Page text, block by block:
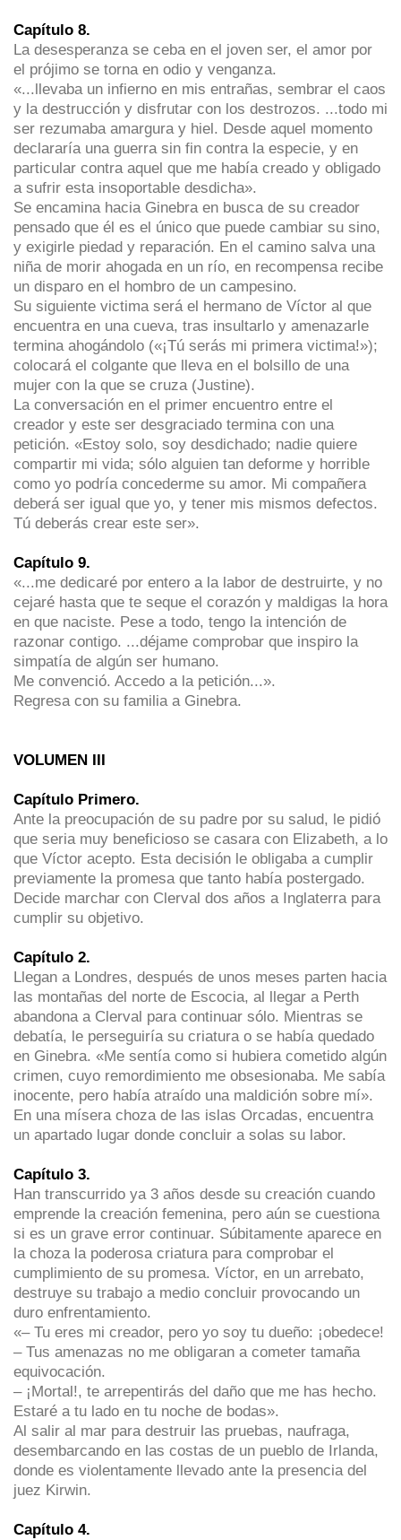
Capítulo 8.
La desesperanza se ceba en el joven ser, el amor por
el prójimo se torna en odio y venganza.
«...llevaba un infierno en mis entrañas, sembrar el caos
y la destrucción y disfrutar con los destrozos. ...todo mi
ser rezumaba amargura y hiel. Desde aquel momento
declararía una guerra sin fin contra la especie, y en
particular contra aquel que me había creado y obligado
a sufrir esta insoportable desdicha».
Se encamina hacia Ginebra en busca de su creador
pensado que él es el único que puede cambiar su sino,
y exigirle piedad y reparación. En el camino salva una
niña de morir ahogada en un río, en recompensa recibe
un disparo en el hombro de un campesino.
Su siguiente victima será el hermano de Víctor al que
encuentra en una cueva, tras insultarlo y amenazarle
termina ahogándolo («¡Tú serás mi primera victima!»);
colocará el colgante que lleva en el bolsillo de una
mujer con la que se cruza (Justine).
La conversación en el primer encuentro entre el
creador y este ser desgraciado termina con una
petición. «Estoy solo, soy desdichado; nadie quiere
compartir mi vida; sólo alguien tan deforme y horrible
como yo podría concederme su amor. Mi compañera
deberá ser igual que yo, y tener mis mismos defectos.
Tú deberás crear este ser».
Capítulo 9.
«...me dedicaré por entero a la labor de destruirte, y no
cejaré hasta que te seque el corazón y maldigas la hora
en que naciste. Pese a todo, tengo la intención de
razonar contigo. ...déjame comprobar que inspiro la
simpatía de algún ser humano.
Me convenció. Accedo a la petición...».
Regresa con su familia a Ginebra.
VOLUMEN III
Capítulo Primero.
Ante la preocupación de su padre por su salud, le pidió
que seria muy beneficioso se casara con Elizabeth, a lo
que Víctor acepto. Esta decisión le obligaba a cumplir
previamente la promesa que tanto había postergado.
Decide marchar con Clerval dos años a Inglaterra para
cumplir su objetivo.
Capítulo 2.
Llegan a Londres, después de unos meses parten hacia
las montañas del norte de Escocia, al llegar a Perth
abandona a Clerval para continuar sólo. Mientras se
debatía, le perseguiría su criatura o se había quedado
en Ginebra. «Me sentía como si hubiera cometido algún
crimen, cuyo remordimiento me obsesionaba. Me sabía
inocente, pero había atraído una maldición sobre mí».
En una mísera choza de las islas Orcadas, encuentra
un apartado lugar donde concluir a solas su labor.
Capítulo 3.
Han transcurrido ya 3 años desde su creación cuando
emprende la creación femenina, pero aún se cuestiona
si es un grave error continuar. Súbitamente aparece en
la choza la poderosa criatura para comprobar el
cumplimiento de su promesa. Víctor, en un arrebato,
destruye su trabajo a medio concluir provocando un
duro enfrentamiento.
«– Tu eres mi creador, pero yo soy tu dueño: ¡obedece!
– Tus amenazas no me obligaran a cometer tamaña
equivocación.
– ¡Mortal!, te arrepentirás del daño que me has hecho.
Estaré a tu lado en tu noche de bodas».
Al salir al mar para destruir las pruebas, naufraga,
desembarcando en las costas de un pueblo de Irlanda,
donde es violentamente llevado ante la presencia del
juez Kirwin.
Capítulo 4.